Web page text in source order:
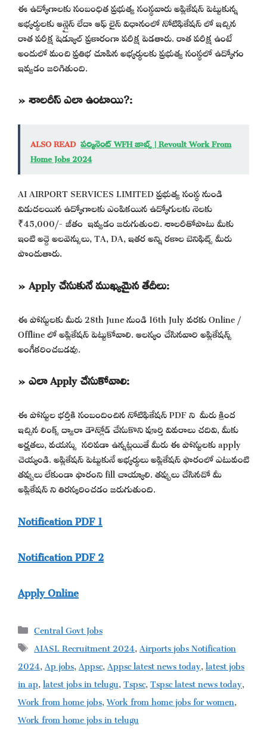
ఈ ఉద్యోగాలకు సంబంధిత ప్రభుత్వ సంస్థవారు అప్లికేషన్ పెట్టుకున్న
అభ్యర్థులకు ఆన్లైన్ లేదా ఆఫ్ లైన్ విధానంలో నోటిఫికేషన్ లో ఇచ్చిన
రాత పరీక్ష షెడ్యూల్ ప్రకారంగా పరీక్ష పెడతారు. రాత పరీక్ష ఉంటే
అందులో మంచి ప్రతిభ చూపిన అభ్యర్థులకు ప్రభుత్వ సంస్థలో ఉద్యోగం
ఇవ్వడం జరిగితుంది.
» శాలరీస్ ఎలా ఉంటాయి?:
ALSO READ పర్మినెంట్ WFH జాబ్స్ | Revoult Work From
Home Jobs 2024
AI AIRPORT SERVICES LIMITED ప్రభుత్వ సంస్థ నుండి
విడుదలయిన ఉద్యోగాలకు ఎంపికయిన ఉద్యోగులకు నెలకు
₹45,000/- జీతం ఇవ్వడం జరుగుతుంది. శాలరీతోపాటు మీకు
ఇంటి అద్దె అలవెన్సులు, TA, DA, ఇతర అన్ని రకాల బెనిఫిట్స్ మీరు
పొందుతారు.
» Apply చేసుకునే ముఖ్యమైన తేదీలు:
ఈ పోస్టులకు మీరు 28th June నుండి 16th July వరకు Online /
Offline లో అప్లికేషన్ పెట్టుకోవాలి. ఆలస్యం చేసినవారి అప్లికేషన్స్
అంగీకరించబడవు.
» ఎలా Apply చేసుకోవాలి:
ఈ పోస్టుల భర్తీకి సంబందించిన నోటిఫికేషన్ PDF ని మీరు క్రింద
ఇచ్చిన లింక్స్ ద్వారా డౌన్లోడ్ చేసుకొని పూర్తి వివరాలు చదివి, మీకు
అర్హతలు, వయస్సు సరిపడా ఉన్నట్లయితే మీరు ఈ పోస్టులకు apply
చెయ్యండి. అప్లికేషన్ పెట్టుకునే అభ్యర్థులు అప్లికేషన్ ఫారంలో ఎటువంటి
తప్పులు లేకుండా ఫారంని fill చాయ్యాలి. తప్పులు చేసినచో మీ
అప్లికేషన్ ని తిరస్కరించడం జరుగుతుంది.
Notification PDF 1
Notification PDF 2
Apply Online
Categories
Central Govt Jobs
Tags
AIASL Recruitment 2024,Airports jobs Notification
2024,Ap jobs,Appsc,Appsc latest news today,latest jobs
in ap,latest jobs in telugu,Tspsc,Tspsc latest news today,
Work from home jobs,Work from home jobs for women,
Work from home jobs in telugu